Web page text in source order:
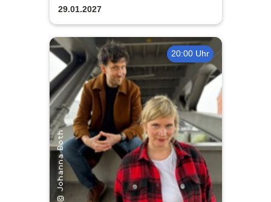
29.01.2027
20:00 Uhr